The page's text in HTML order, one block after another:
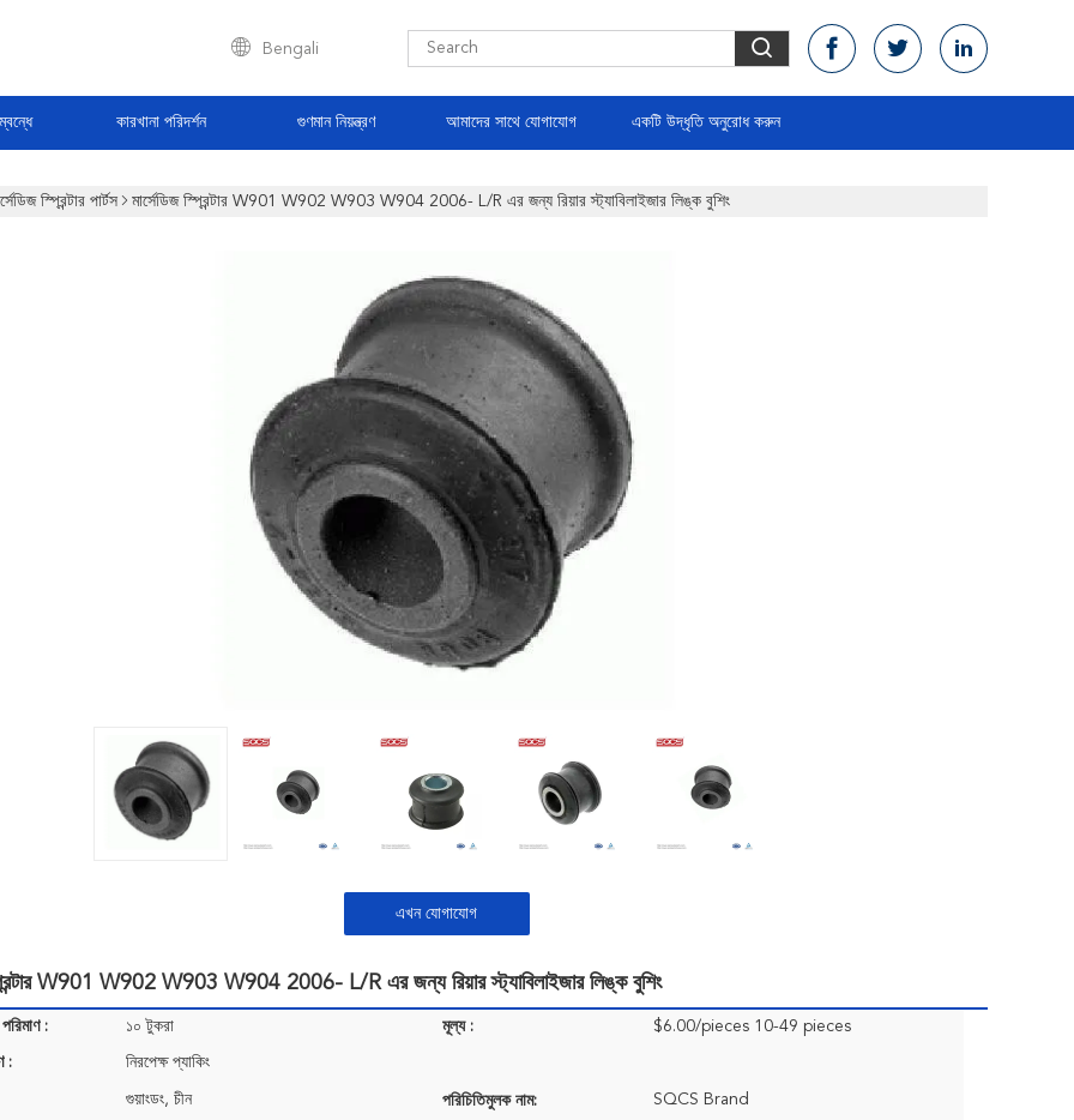
Bengali
কারখানা পরিদর্শন গুণমান নিয়ন্ত্রণ আমাদের সাথে যোগাযোগ একটি উদ্ধৃতি অনুরোধ করুন
স্প্রিন্টার পার্টস মার্সেডিজ স্প্রিন্টার W901 W902 W903 W904 2006- L/R এর জন্য রিয়ার স্ট্যাবিলাইজার লিঙ্ক বুশিং
এখন যোগাযোগ
W901 W902 W903 W904 2006- L/R এর জন্য রিয়ার স্ট্যাবিলাইজার লিঙ্ক বুশিং
: ১০ টুকরা মূল্য : $6.00/pieces 10-49 pieces
: নিরপেক্ষ প্যাকিং
গুয়াংডং, চীন পরিচিতিমুলক নাম: SQCS Brand